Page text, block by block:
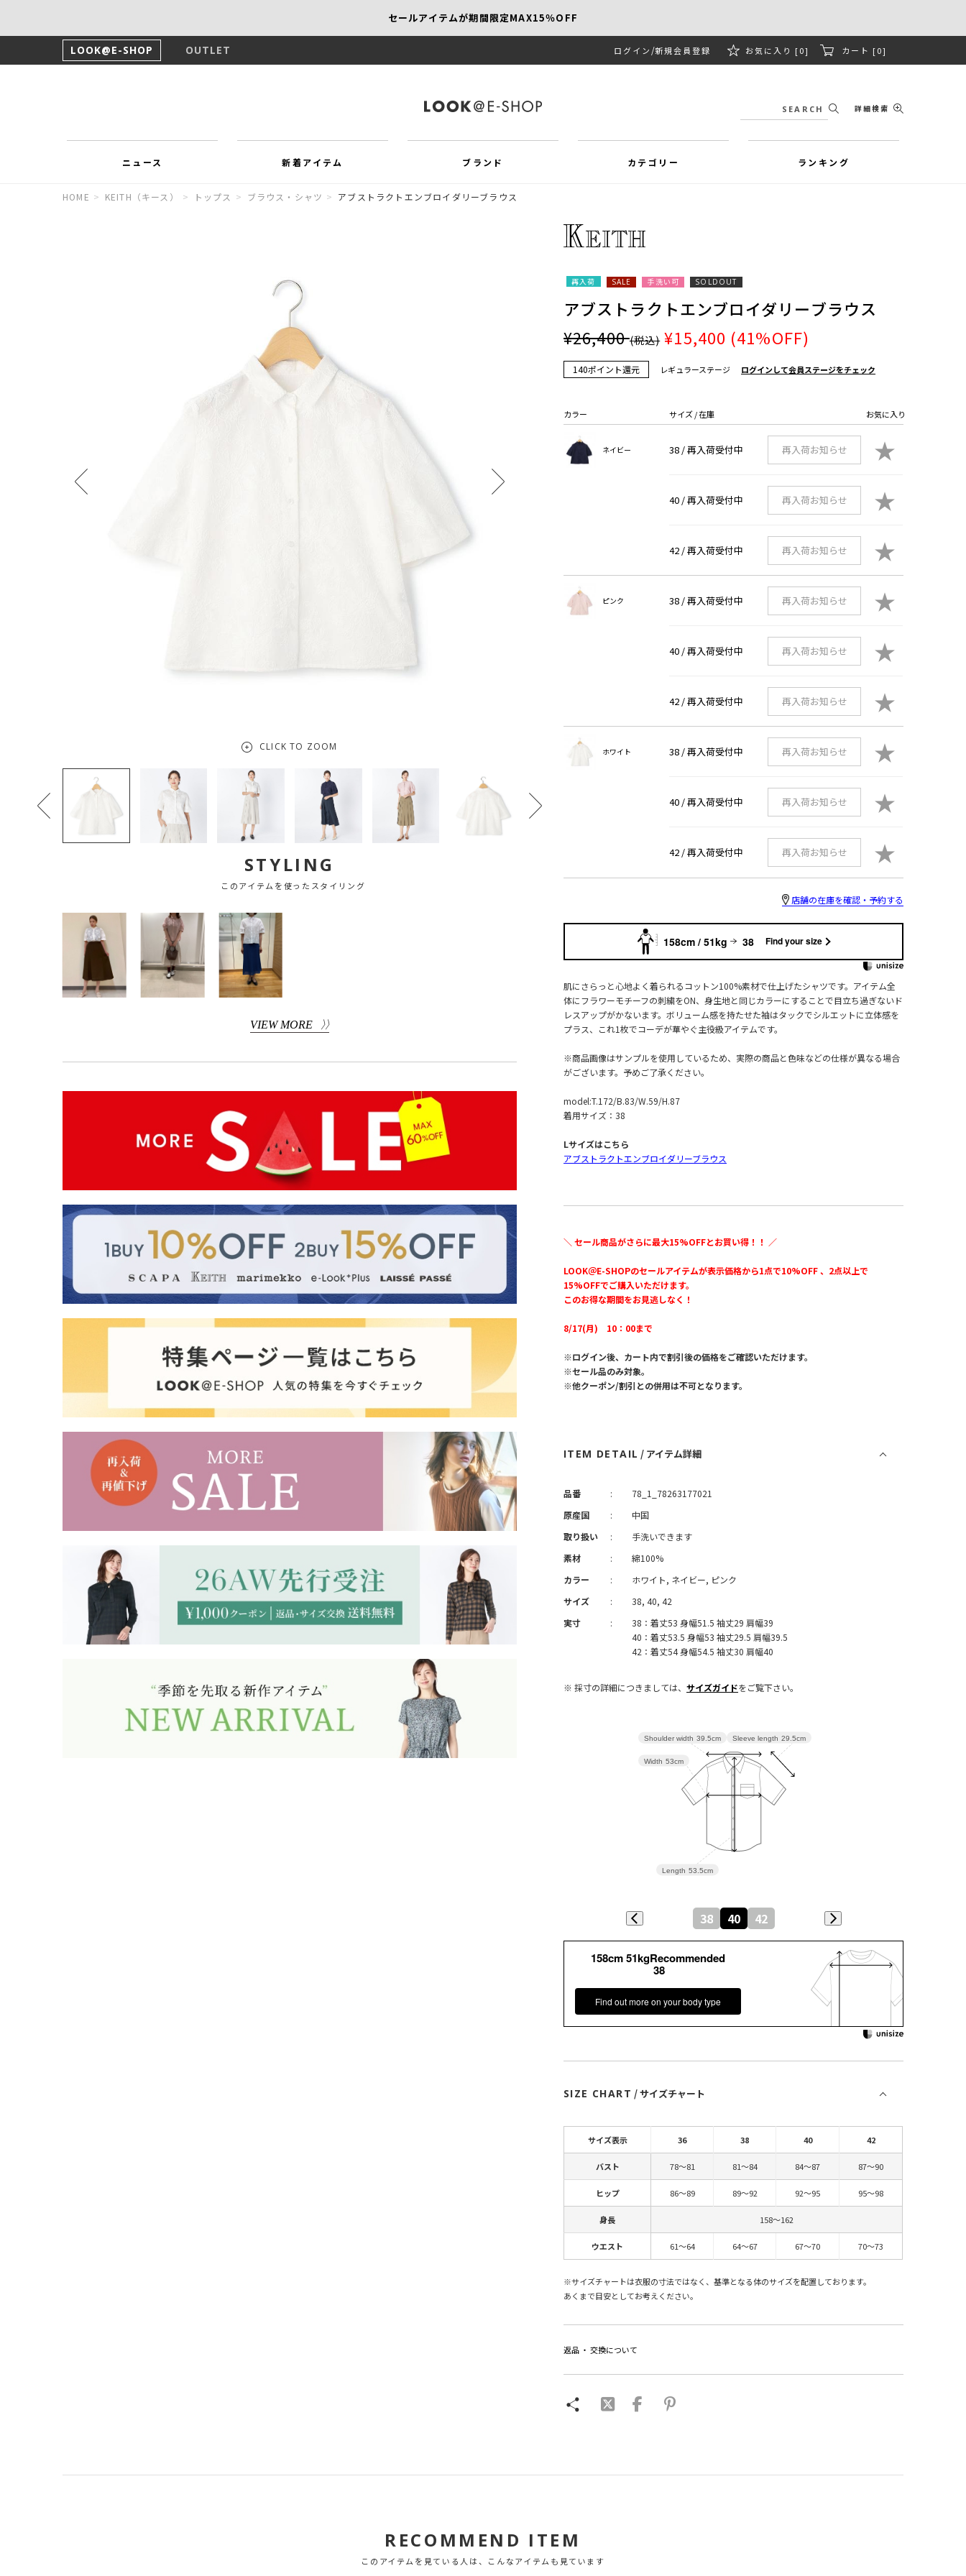
セールアイテムが期間限定MAX15％OFF
LOOK@E-SHOP OUTLET ログイン 新規会員登録 お気に入り [0] カート [0]
詳細検索
ニュース 新着アイテム ブランド カテゴリー ランキング
HOME > KEITH（キース） > トップス > ブラウス・シャツ > アブストラクトエンブロイダリーブラウス
CLICK TO ZOOM
STYLING
このアイテムを使ったスタイリング
VIEW MORE
再入荷 SALE 手洗い可 SOLDOUT
アブストラクトエンブロイダリーブラウス
¥26,400(税込) ¥15,400 (41%OFF)
140ポイント還元 レギュラーステージ ログインして会員ステージをチェック
カラー サイズ / 在庫 お気に入り
ネイビー 38 /再入荷受付中 再入荷お知らせ ★
40 /再入荷受付中 再入荷お知らせ ★
42 /再入荷受付中 再入荷お知らせ ★
ピンク 38 /再入荷受付中 再入荷お知らせ ★
40 /再入荷受付中 再入荷お知らせ ★
42 /再入荷受付中 再入荷お知らせ ★
ホワイト 38 /再入荷受付中 再入荷お知らせ ★
40 /再入荷受付中 再入荷お知らせ ★
42 /再入荷受付中 再入荷お知らせ ★
店舗の在庫を確認・予約する
158cm / 51kg 38 Find your size
肌にさらっと心地よく着られるコットン100%素材で仕上げたシャツです。アイテム全
体にフラワーモチーフの刺繍をON、身生地と同じカラーにすることで目立ち過ぎないド
レスアップがかないます。ボリューム感を持たせた袖はタックでシルエットに立体感を
プラス、これ1枚でコーデが華やぐ主役級アイテムです。
※商品画像はサンプルを使用しているため、実際の商品と色味などの仕様が異なる場合
がございます。予めご了承ください。
model:T.172/B.83/W.59/H.87
着用サイズ：38
Lサイズはこちら
アブストラクトエンブロイダリーブラウス
＼ セール商品がさらに最大15%OFFとお買い得！！ ／
LOOK＠E-SHOPのセールアイテムが表示価格から1点で10%OFF 、2点以上で
15%OFFでご購入いただけます。
このお得な期間をお見逃しなく！
8/17(月) 10：00まで
※ログイン後、カート内で割引後の価格をご確認いただけます。
※セール品のみ対象。
※他クーポン/割引との併用は不可となります。
ITEM DETAIL / アイテム詳細
品番 :
78_1_78263177021
原産国
:
中国
取り扱い
:
手洗いできます
素材
:
綿100%
カラー
:
ホワイト, ネイビー, ピンク
サイズ
:
38, 40, 42
実寸
:
38：着丈53 身幅51.5 袖丈29 肩幅39
40：着丈53.5 身幅53 袖丈29.5 肩幅39.5
42：着丈54 身幅54.5 袖丈30 肩幅40
※ 採寸の詳細につきましては、サイズガイドをご覧下さい。
Sleeve length 29.5cm
Length 53.5cm
Width 53cm
Shoulder width 39.5cm
38 40 42
158cm 51kgRecommended
38
Find out more on your body type
SIZE CHART / サイズチャート
サイズ表示 36 38 40 42
バスト 78～81 81～84 84～87 87～90
ヒップ 86～89 89～92 92～95 95～98
身長 158～162
ウエスト 61～64 64～67 67～70 70～73
※サイズチャートは衣服の寸法ではなく、基準となる体のサイズを配置しております。
あくまで目安としてお考えください。
返品 ・ 交換について
RECOMMEND ITEM
このアイテムを見ている人は、こんなアイテムも見ています